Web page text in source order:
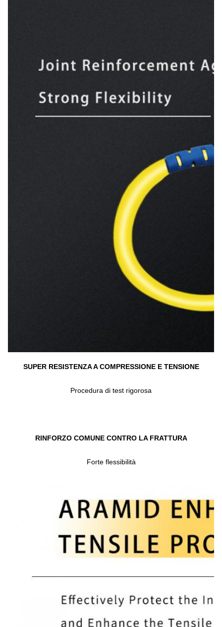
SUPER RESISTENZA A COMPRESSIONE E TENSIONE
Procedura di test rigorosa
RINFORZO COMUNE CONTRO LA FRATTURA
Forte flessibilità